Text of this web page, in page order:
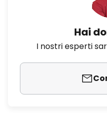
Hai
I nostri esperti